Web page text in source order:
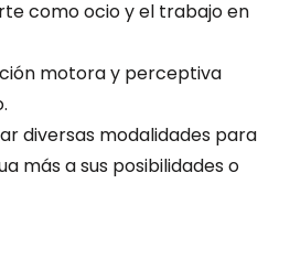
como ocio y el trabajo en
motora y perceptiva
diversas modalidades para
más a sus posibilidades o